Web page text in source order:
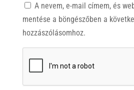
A nevem, e-mail címem, és
mentése a böngészőben a
hozzászólásomhoz.